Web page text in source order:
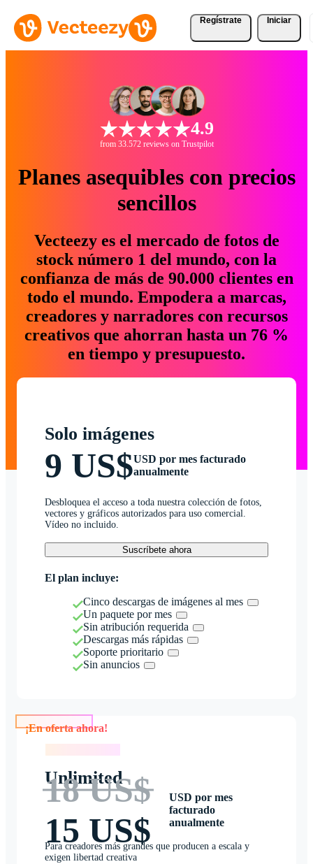
Regístrate Iniciar
4.9
from 33.572 reviews on Trustpilot
Planes asequibles con precios
sencillos
Vecteezy es el mercado de fotos de
stock número 1 del mundo, con la
confianza de más de 90.000 clientes en
todo el mundo. Empodera a marcas,
creadores y narradores con recursos
creativos que ahorran hasta un 76 %
en tiempo y presupuesto.
Solo imágenes
9 US$USD por mes facturado
anualmente
Desbloquea el acceso a toda nuestra colección de fotos,
vectores y gráficos autorizados para uso comercial.
Vídeo no incluido.
Suscríbete ahora
El plan incluye:
Cinco descargas de imágenes al mes
Un paquete por mes
Sin atribución requerida
Descargas más rápidas
Soporte prioritario
Sin anuncios
Unlimited
18 US$
15 US$
USD por mes
facturado
anualmente
Para creadores más grandes que producen a escala y
exigen libertad creativa